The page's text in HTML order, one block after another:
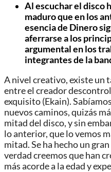
Al escuchar el disco
maduro que en los
esencia de Dinero
aferrarse a los
argumental en los
integrantes de la
A nivel creativo, existe un
entre el creador
exquisito (Ekain).
nuevos caminos, quizás
mitad del disco, y sin
lo anterior, que lo vemos
mitad. Se ha hecho un
verdad creemos que han
más acorde a la edad y